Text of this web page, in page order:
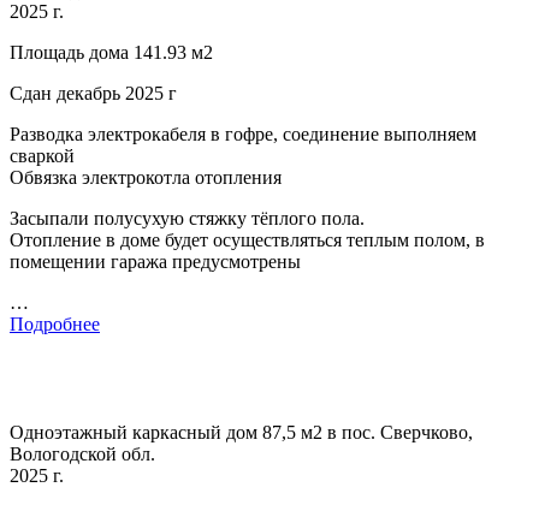
2025 г.
Площадь дома 141.93 м2
Сдан декабрь 2025 г
Разводка электрокабеля в гофре, соединение выполняем
сваркой
Обвязка электрокотла отопления
Засыпали полусухую стяжку тёплого пола.
Отопление в доме будет осуществляться теплым полом, в
помещении гаража предусмотрены
…
Подробнее
Одноэтажный каркасный дом 87,5 м2 в пос. Сверчково,
Вологодской обл.
2025 г.